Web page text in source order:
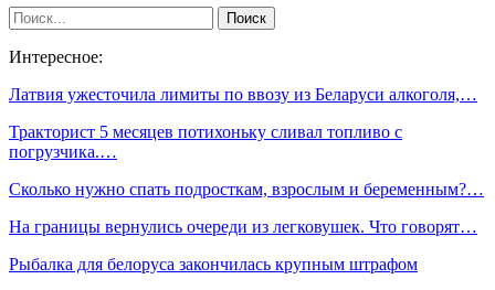
Интересное:
Латвия ужесточила лимиты по ввозу из Беларуси алкоголя,…
Тракторист 5 месяцев потихоньку сливал топливо с
погрузчика.…
Сколько нужно спать подросткам, взрослым и беременным?…
На границы вернулись очереди из легковушек. Что говорят…
Рыбалка для белоруса закончилась крупным штрафом